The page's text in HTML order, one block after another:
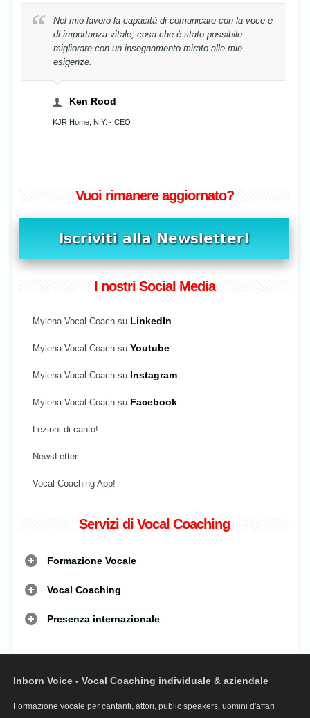
Nel mio lavoro la capacità di comunicare con la voce è
di importanza vitale, cosa che è stato possibile
migliorare con un insegnamento mirato alle mie
esigenze.
Ken Rood
KJR Home, N.Y. - CEO
Vuoi rimanere aggiornato?
I nostri Social Media
Mylena Vocal Coach su LinkedIn
Mylena Vocal Coach su Youtube
Mylena Vocal Coach su Instagram
Mylena Vocal Coach su Facebook
Lezioni di canto!
NewsLetter
Vocal Coaching App!
Servizi di Vocal Coaching
Formazione Vocale
Vocal Coaching
Presenza internazionale
Inborn Voice - Vocal Coaching individuale & aziendale
Formazione vocale per cantanti, attori, public speakers, uomini d'affari